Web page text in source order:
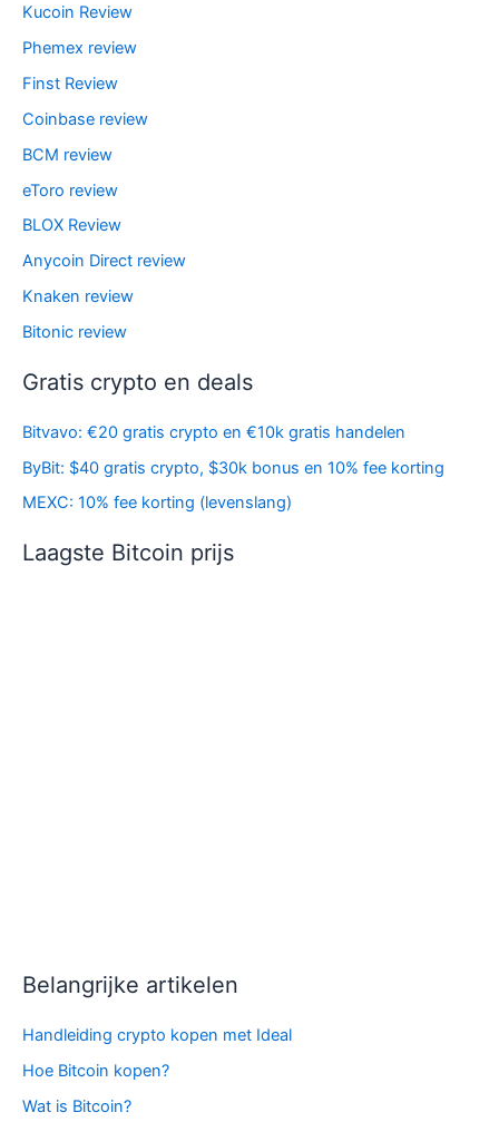
Kucoin Review
Phemex review
Finst Review
Coinbase review
BCM review
eToro review
BLOX Review
Anycoin Direct review
Knaken review
Bitonic review
Gratis crypto en deals
Bitvavo: €20 gratis crypto en €10k gratis handelen
ByBit: $40 gratis crypto, $30k bonus en 10% fee korting
MEXC: 10% fee korting (levenslang)
Laagste Bitcoin prijs
Belangrijke artikelen
Handleiding crypto kopen met Ideal
Hoe Bitcoin kopen?
Wat is Bitcoin?